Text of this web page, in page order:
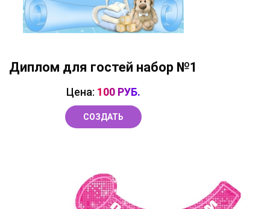
Диплом для гостей набор №1
Цена: 100 РУБ.
СОЗДАТЬ